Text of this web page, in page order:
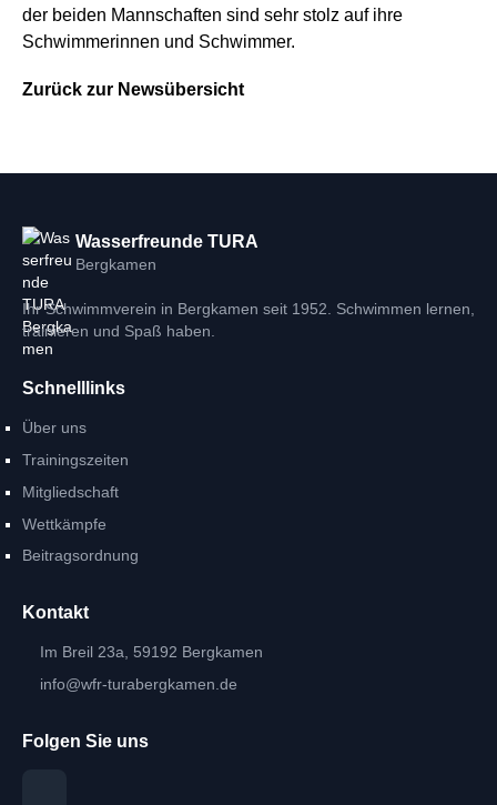
der beiden Mannschaften sind sehr stolz auf ihre
Schwimmerinnen und Schwimmer.
Zurück zur Newsübersicht
Wasserfreunde TURA
Bergkamen
Ihr Schwimmverein in Bergkamen seit 1952. Schwimmen lernen,
trainieren und Spaß haben.
Schnelllinks
Über uns
Trainingszeiten
Mitgliedschaft
Wettkämpfe
Beitragsordnung
Kontakt
Im Breil 23a, 59192 Bergkamen
info@wfr-turabergkamen.de
Folgen Sie uns